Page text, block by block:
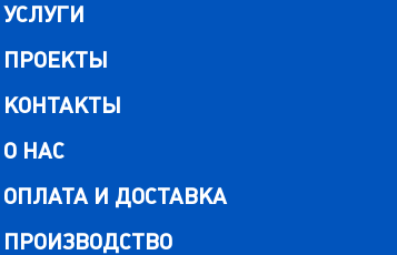
УСЛУГИ
ПРОЕКТЫ
КОНТАКТЫ
О НАС
ОПЛАТА И ДОСТАВКА
ПРОИЗВОДСТВО